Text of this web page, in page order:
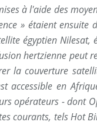
à l'aide des
» étaient
égyptien Nilesat,
hertzienne peut
la couverture
accessible en
opérateurs - dont
courants, tels Hot